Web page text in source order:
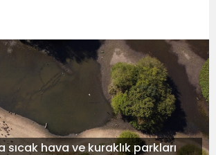
sıcak hava ve kuraklık parkları